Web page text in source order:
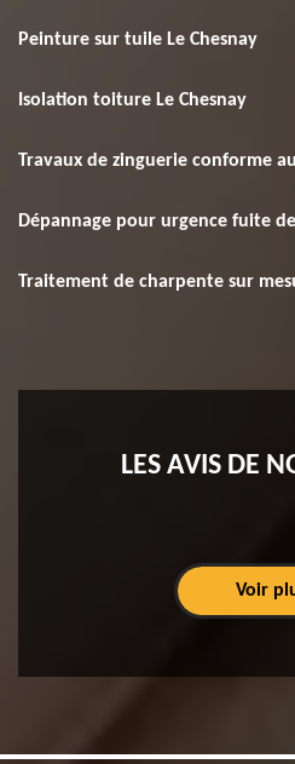
Peinture sur tuile Le Chesnay
Isolation toiture Le Chesnay
Travaux de zinguerie conforme
Dépannage pour urgence fuite
Traitement de charpente sur
LES AVIS DE
Voir